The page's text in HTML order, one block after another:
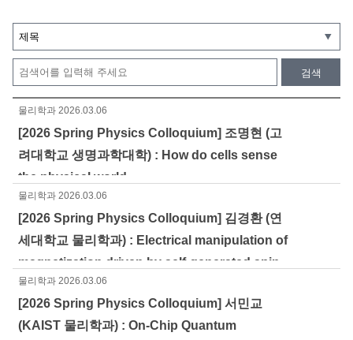
검색
물리학과 2026.03.06
[2026 Spring Physics Colloquium] 조명현 (고
려대학교 생명과학대학) : How do cells sense
the physical world
물리학과 2026.03.06
[2026 Spring Physics Colloquium] 김경환 (연
세대학교 물리학과) : Electrical manipulation of
magnetization driven by self-generated spin
torque
물리학과 2026.03.06
[2026 Spring Physics Colloquium] 서민교
(KAIST 물리학과) : On-Chip Quantum